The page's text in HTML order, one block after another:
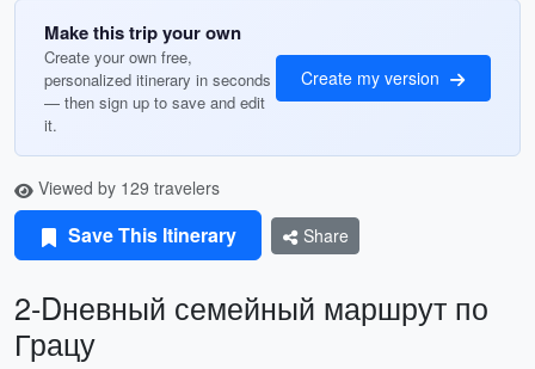
Make this trip your own
Create your own free,
personalized itinerary in seconds
— then sign up to save and edit
it.
Create my version
Viewed by 129 travelers
Save This Itinerary Share
2-Dневный семейный маршрут по
Грацу